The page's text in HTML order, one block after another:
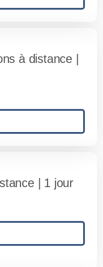
à distance |
| 1 jour